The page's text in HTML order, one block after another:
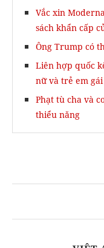
Vắc xin
sách khẩn cấp
Ông Trump có
Liên hợp quốc
nữ và trẻ em gái
Phạt tù cha và
thiểu năng